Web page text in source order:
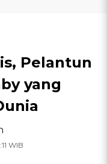
Pelantun
yang
WIB